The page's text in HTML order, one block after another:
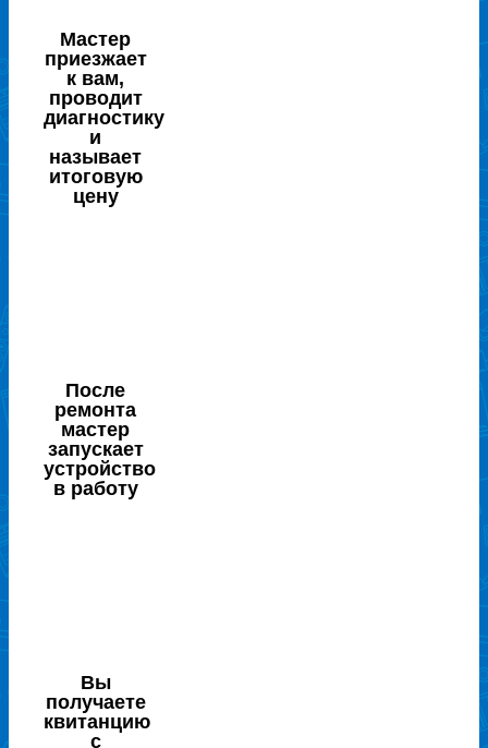
Мастер
приезжает
к вам,
проводит
диагностику
и
называет
итоговую
цену
После
ремонта
мастер
запускает
устройство
в работу
Вы
получаете
квитанцию
с